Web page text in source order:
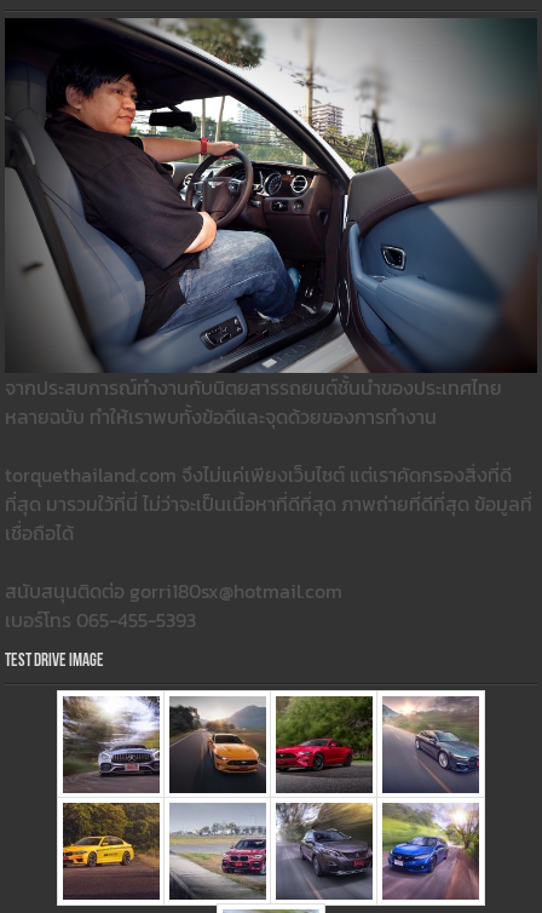
จากประสบการณ์ทำงานกับนิตยสารรถยนต์ชั้นนำของประเทศไทย
หลายฉบับ ทำให้เราพบทั้งข้อดีและจุดด้วยของการทำงาน
torquethailand.com จึงไม่แค่เพียงเว็บไซต์ แต่เราคัดกรองสิ่งที่ดี
ที่สุด มารวมใว้ที่นี่ ไม่ว่าจะเป็นเนื้อหาที่ดีที่สุด ภาพถ่ายที่ดีที่สุด ข้อมูลที่
เชื่อถือได้
สนับสนุนติดต่อ gorri180sx@hotmail.com
เบอร์โทร 065-455-5393
Test Drive Image